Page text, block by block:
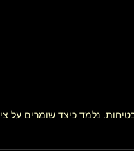
נלמד כיצד שומרים על